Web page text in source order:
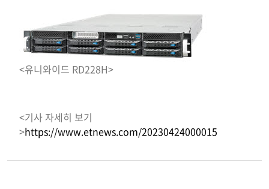
<유니와이드 RD228H>
<기사 자세히 보기
>https://www.etnews.com/20230424000015